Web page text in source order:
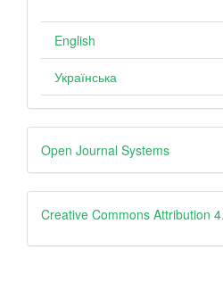
English
Українська
Developed
By
Open Journal Systems
Creative
Creative Commons Attribution